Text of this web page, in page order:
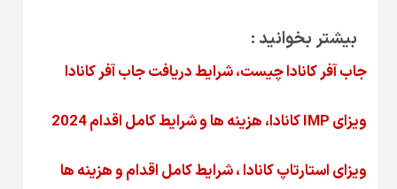
بیشتر بخوانید :
جاب آفر کانادا چیست، شرایط دریافت جاب آفر کانادا
ویزای IMP کانادا، هزینه ها و شرایط کامل اقدام 2024
ویزای استارتاپ کانادا ، شرایط کامل اقدام و هزینه ها